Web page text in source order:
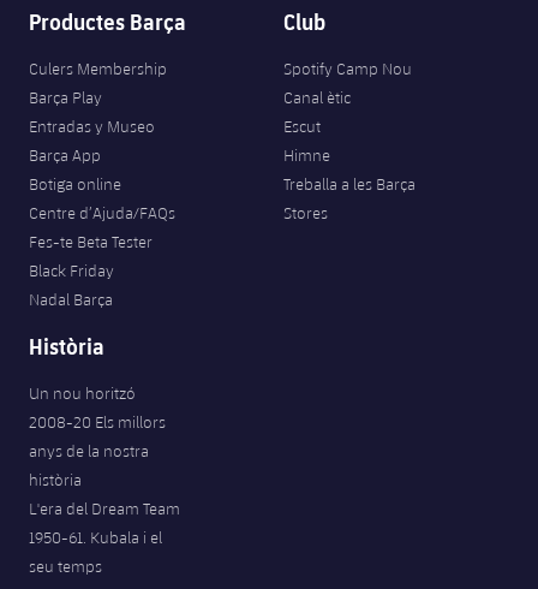
Productes Barça
Culers Membership
Barça Play
Entradas y Museo
Barça App
Botiga online
Centre d’Ajuda/FAQs
Fes-te Beta Tester
Black Friday
Nadal Barça
Club
Spotify Camp Nou
Canal ètic
Escut
Himne
Treballa a les Barça
Stores
Història
Un nou horitzó
2008-20 Els millors
anys de la nostra
història
L'era del Dream Team
1950-61. Kubala i el
seu temps